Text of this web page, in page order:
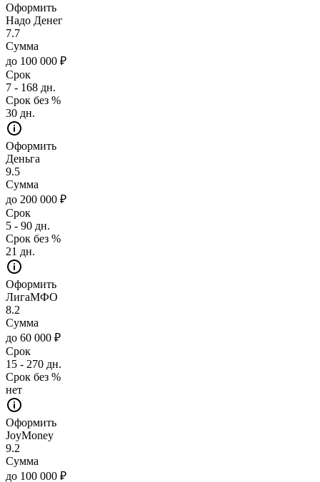
Оформить
Надо Денег
7.7
Сумма
до 100 000 ₽
Срок
7 - 168 дн.
Срок без %
30 дн.
Оформить
Деньга
9.5
Сумма
до 200 000 ₽
Срок
5 - 90 дн.
Срок без %
21 дн.
Оформить
ЛигаМФО
8.2
Сумма
до 60 000 ₽
Срок
15 - 270 дн.
Срок без %
нет
Оформить
JoyMoney
9.2
Сумма
до 100 000 ₽